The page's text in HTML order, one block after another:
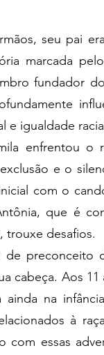
seu pai
marcada
fundador
e igualdade
enfrentou o
e o
com o
que é
trouxe desafios.
de preconceito
cabeça. Aos
ainda na
à
com essas